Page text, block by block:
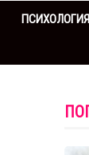
ПСИХОЛОГИЯ